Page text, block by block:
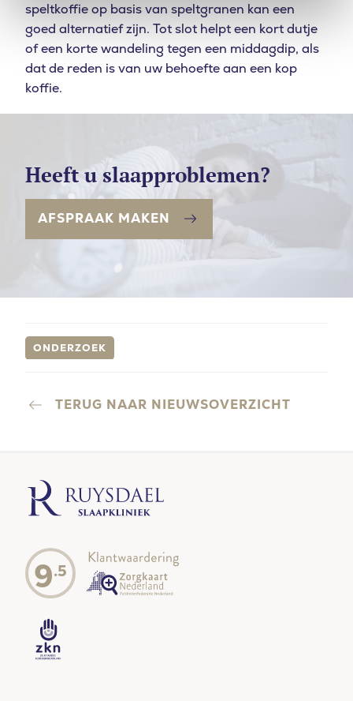
speltkoffie op basis van speltgranen kan een
goed alternatief zijn. Tot slot helpt een kort dutje
of een korte wandeling tegen een middagdip, als
dat de reden is van uw behoefte aan een kop
koffie.
Heeft u slaapproblemen?
AFSPRAAK MAKEN
ONDERZOEK
TERUG NAAR NIEUWSOVERZICHT
9.5